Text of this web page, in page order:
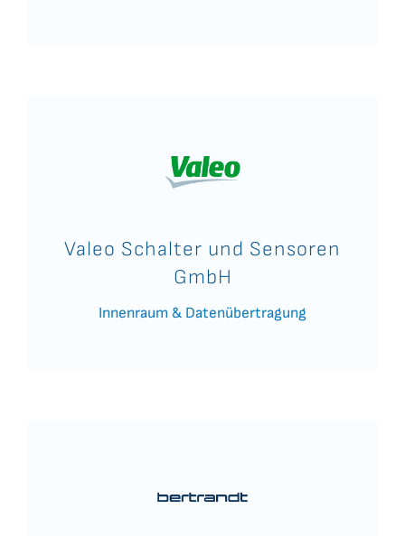
Valeo Schalter und Sensoren
GmbH
Innenraum & Datenübertragung